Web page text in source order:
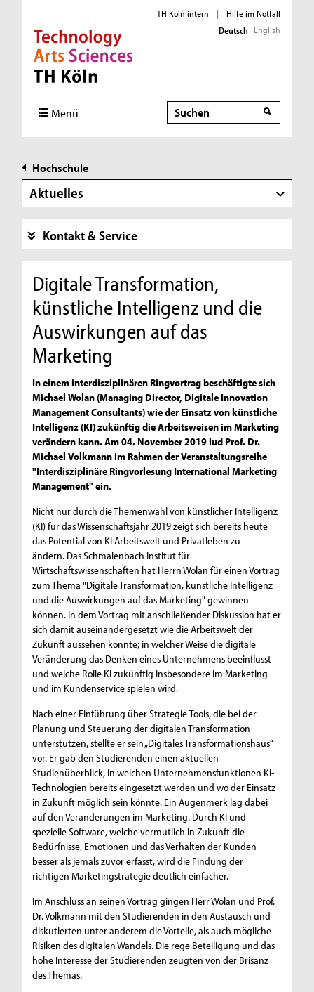
Direkt zur Hauptnavigation
Direkt zur Subnavigation
Direkt zum Inhalt
Direkt zum Fußbereich
TH Köln intern |
Hilfe im Notfall
Deutsch English
Menü Suche
Hochschule
Aktuelles
Kontakt & Service
Digitale Transformation,
künstliche Intelligenz und die
Auswirkungen auf das
Marketing
In einem interdisziplinären Ringvortrag beschäftigte sich
Michael Wolan (Managing Director, Digitale Innovation
Management Consultants) wie der Einsatz von künstliche
Intelligenz (KI) zukünftig die Arbeitsweisen im Marketing
verändern kann. Am 04. November 2019 lud Prof. Dr.
Michael Volkmann im Rahmen der Veranstaltungsreihe
"Interdisziplinäre Ringvorlesung International Marketing
Management" ein.
Nicht nur durch die Themenwahl von künstlicher Intelligenz
(KI) für das Wissenschaftsjahr 2019 zeigt sich bereits heute
das Potential von KI Arbeitswelt und Privatleben zu
ändern. Das Schmalenbach Institut für
Wirtschaftswissenschaften hat Herrn Wolan für einen Vortrag
zum Thema "Digitale Transformation, künstliche Intelligenz
und die Auswirkungen auf das Marketing" gewinnen
können. In dem Vortrag mit anschließender Diskussion hat er
sich damit auseinandergesetzt wie die Arbeitswelt der
Zukunft aussehen könnte; in welcher Weise die digitale
Veränderung das Denken eines Unternehmens beeinflusst
und welche Rolle KI zukünftig insbesondere im Marketing
und im Kundenservice spielen wird.
Nach einer Einführung über Strategie-Tools, die bei der
Planung und Steuerung der digitalen Transformation
unterstützen, stellte er sein „Digitales Transformationshaus“
vor. Er gab den Studierenden einen aktuellen
Studienüberblick, in welchen Unternehmensfunktionen KI-
Technologien bereits eingesetzt werden und wo der Einsatz
in Zukunft möglich sein könnte. Ein Augenmerk lag dabei
auf den Veränderungen im Marketing. Durch KI und
spezielle Software, welche vermutlich in Zukunft die
Bedürfnisse, Emotionen und das Verhalten der Kunden
besser als jemals zuvor erfasst, wird die Findung der
richtigen Marketingstrategie deutlich einfacher.
Im Anschluss an seinen Vortrag gingen Herr Wolan und Prof.
Dr. Volkmann mit den Studierenden in den Austausch und
diskutierten unter anderem die Vorteile, als auch mögliche
Risiken des digitalen Wandels. Die rege Beteiligung und das
hohe Interesse der Studierenden zeugten von der Brisanz
des Themas.